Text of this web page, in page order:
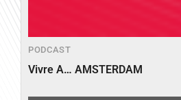
PODCAST
Vivre A… AMSTERDAM